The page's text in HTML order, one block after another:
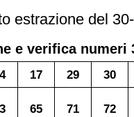
estrazione del
e verifica numeri
17 29 30
65 71 72